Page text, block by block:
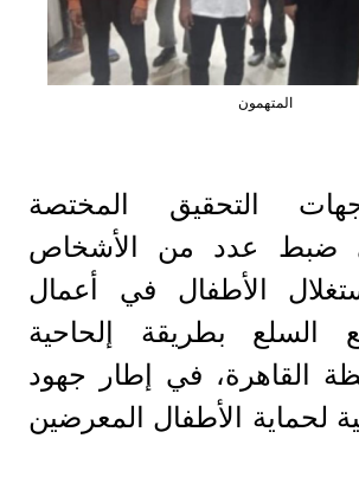
المتهمون
التحقيق المختصة
ضبط عدد من الأشخاص
الأطفال في أعمال
السلع بطريقة إلحاحية
القاهرة، في إطار جهود
لحماية الأطفال المعرضين